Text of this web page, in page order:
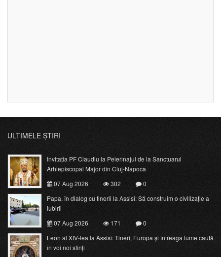
ULTIMELE ȘTIRI
Invitația PF Claudiu la Pelerinajul de la Sanctuarul
Arhiepiscopal Major din Cluj-Napoca
07 Aug 2026
302
0
Papa, în dialog cu tinerii la Assisi: Să construim o civilizație a
iubirii
07 Aug 2026
171
0
Leon al XIV-lea la Assisi: Tineri, Europa și întreaga lume caută
în voi noi sfinți